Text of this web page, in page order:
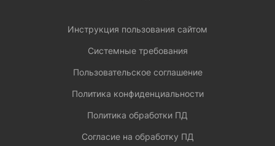
Инструкция пользования сайтом
Системные требования
Пользовательское соглашение
Политика конфиденциальности
Политика обработки ПД
Согласие на обработку ПД